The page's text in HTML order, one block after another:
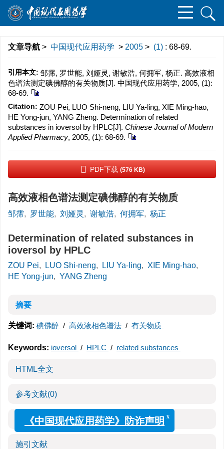
文章导航 > 中国现代应用药学 > 2005 > (1) : 68-69.
引用本文: 邹霈, 罗世能, 刘娅灵, 谢敏浩, 何拥军, 杨正. 高效液相
色谱法测定碘佛醇的有关物质[J]. 中国现代应用药学, 2005, (1):
68-69.
Citation: ZOU Pei, LUO Shi-neng, LIU Ya-ling, XIE Ming-hao,
HE Yong-jun, YANG Zheng. Determination of related
substances in ioversol by HPLC[J]. Chinese Journal of Modern
Applied Pharmacy, 2005, (1): 68-69.
PDF下载 (576 KB)
高效液相色谱法测定碘佛醇的有关物质
邹霈, 罗世能, 刘娅灵 , 谢敏浩, 何拥军, 杨正
Determination of related substances in
ioversol by HPLC
ZOU Pei, LUO Shi-neng, LIU Ya-ling, XIE Ming-hao,
HE Yong-jun, YANG Zheng
摘要
关键词: 碘佛醇 / 高效液相色谱法 / 有关物质
Keywords: ioversol / HPLC / related substances
HTML全文
参考文献(0)
相关文章
施引文献
x
《中国现代应用药学》防诈声明